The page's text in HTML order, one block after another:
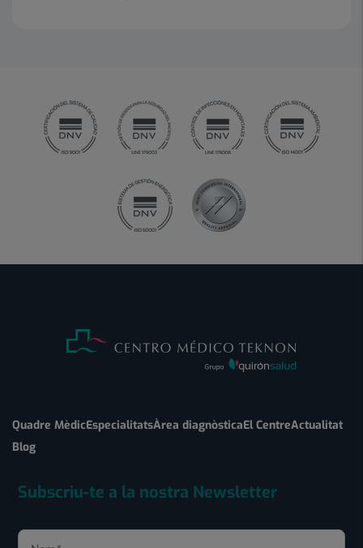
Quadre MèdicEspecialitatsÀrea diagnòsticaEl CentreActualitat
Blog
Subscriu-te a la nostra Newsletter